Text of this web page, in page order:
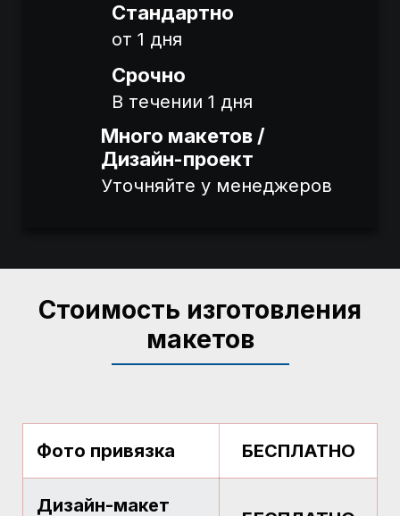
Стандартно
от 1 дня
Срочно
В течении 1 дня
Много макетов /
Дизайн-проект
Уточняйте у менеджеров
Стоимость изготовления
макетов
Фото привязка БЕСПЛАТНО
Дизайн-макет